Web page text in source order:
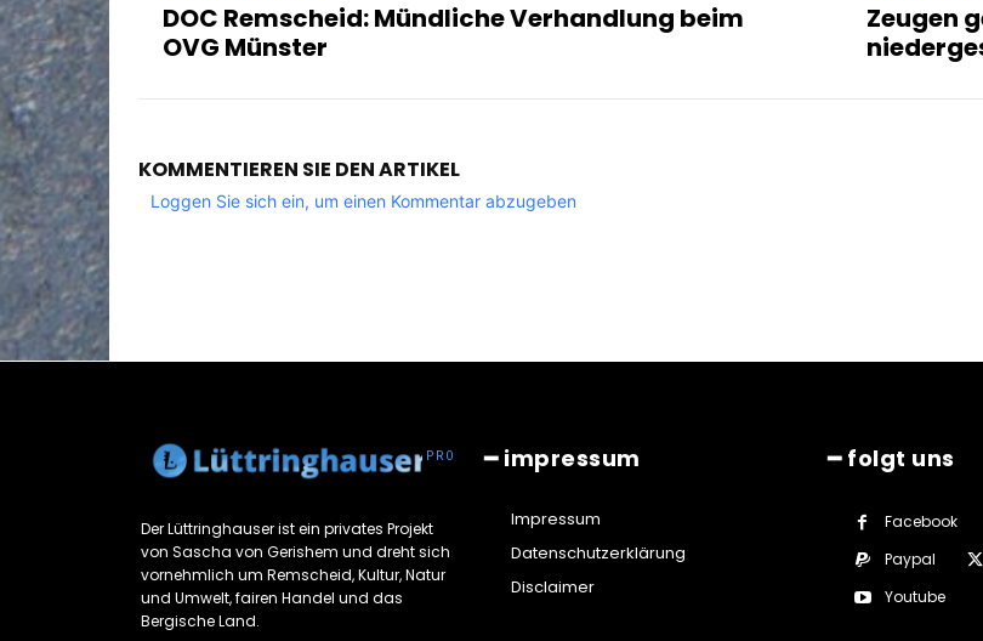
DOC Remscheid: Mündliche Verhandlung beim
OVG Münster
Zeugen
KOMMENTIEREN SIE DEN ARTIKEL
Loggen Sie sich ein, um einen Kommentar abzugeben
Der Lüttringhauser ist ein privates Projekt
von Sascha von Gerishem und dreht sich
vornehmlich um Remscheid, Kultur, Natur
und Umwelt, fairen Handel und das
Bergische Land.
━ impressum
Impressum
Datenschutzerklärung
Disclaimer
━ folgt uns
Facebook
Paypal
Youtube